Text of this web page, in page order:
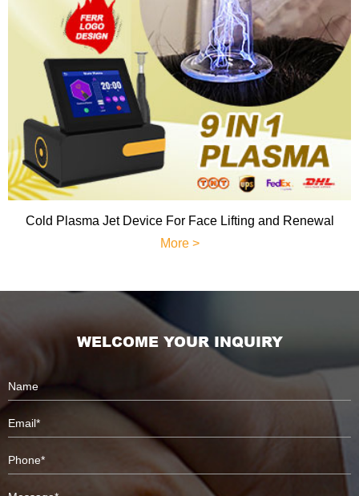
Cold Plasma Jet Device For Face Lifting and Renewal
More >
WELCOME YOUR INQUIRY